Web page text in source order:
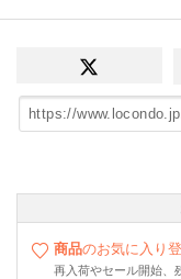
商品のお気に入り
再入荷やセール開始、